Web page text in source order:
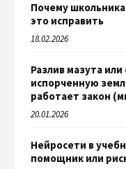
Почему
это исправить
18.02.2026
Разлив мазута
испорченную
работает закон
20.01.2026
Нейросети в
помощник или